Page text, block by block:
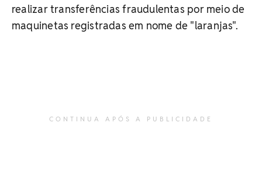
realizar transferências fraudulentas por meio de
maquinetas registradas em nome de "laranjas".
CONTINUA APÓS A PUBLICIDADE